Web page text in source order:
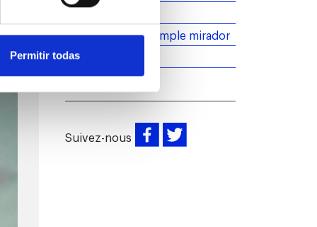
Permitir todas
Barcelona
Bien plus qu'un simple mirador
Introduction
Suivez-nous